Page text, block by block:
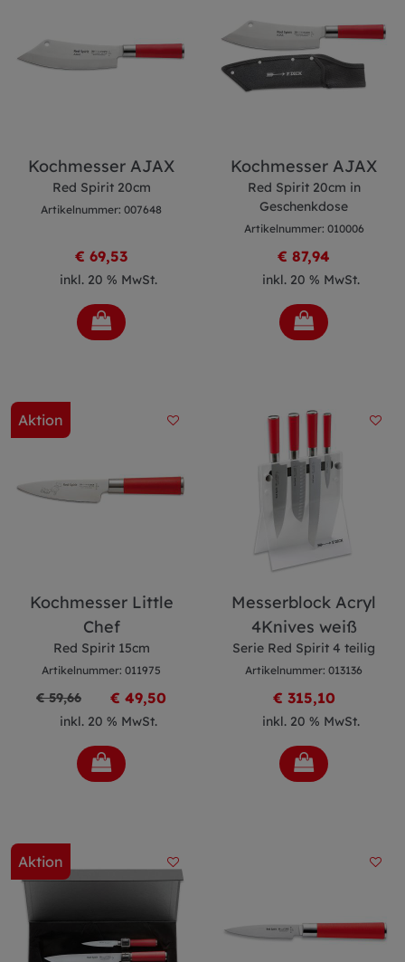
Kochmesser AJAX
Red Spirit 20cm
Artikelnummer: 007648
€ 69,53
inkl. 20 % MwSt.
Kochmesser AJAX
Red Spirit 20cm in
Geschenkdose
Artikelnummer: 010006
€ 87,94
inkl. 20 % MwSt.
Aktion
Kochmesser Little
Chef
Red Spirit 15cm
Artikelnummer: 011975
€ 59,66 € 49,50
inkl. 20 % MwSt.
Messerblock Acryl
4Knives weiß
Serie Red Spirit 4 teilig
Artikelnummer: 013136
€ 315,10
inkl. 20 % MwSt.
Aktion